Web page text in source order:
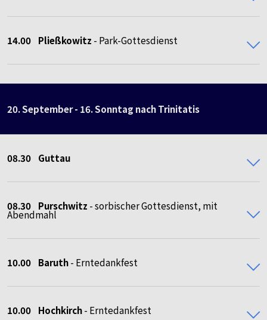
14.00 Pließkowitz - Park-Gottesdienst
20. September - 16. Sonntag nach Trinitatis
08.30 Guttau
08.30 Purschwitz - sorbischer Gottesdienst, mit
Abendmahl
10.00 Baruth- Erntedankfest
10.00 Hochkirch- Erntedankfest